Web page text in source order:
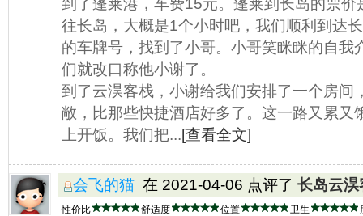
往长岛，大概是1个小时吧，我们顺利到达
的车牌号，找到了小哥。小哥笑眯眯的自我
们就改口称他小谢了。
到了云淏客栈，小谢给我们安排了一个房间
敞，比那些快捷酒店好多了。这一路又累又
上开饭。我们把...[查看全文]
会飞的猫 在 2021-04-06 点评了 长岛云淏
性价比 舒适度 位置 卫生